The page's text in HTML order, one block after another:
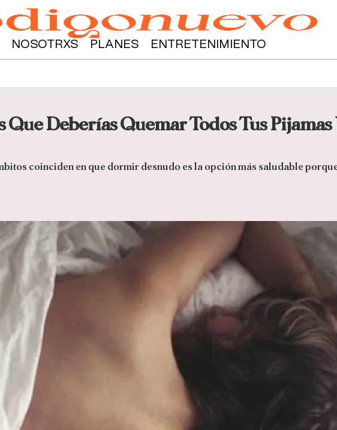
NOSOTRXS PLANES ENTRETENIMIENTO
Que Deberías Quemar Todos Tus Pijamas
coinciden en que dormir desnudo es la opción más saludable